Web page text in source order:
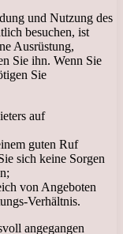
und Nutzung des
besuchen, ist
Ausrüstung,
Sie ihn. Wenn Sie
Sie
auf
guten Ruf
sich keine Sorgen
von Angeboten
Verhältnis.
angegangen